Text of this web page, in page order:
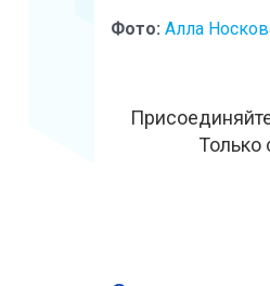
Фото: Алла
Только